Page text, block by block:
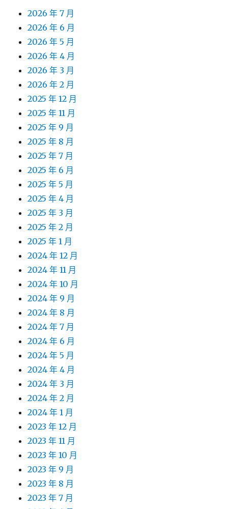
2026 年 7 月
2026 年 6 月
2026 年 5 月
2026 年 4 月
2026 年 3 月
2026 年 2 月
2025 年 12 月
2025 年 11 月
2025 年 9 月
2025 年 8 月
2025 年 7 月
2025 年 6 月
2025 年 5 月
2025 年 4 月
2025 年 3 月
2025 年 2 月
2025 年 1 月
2024 年 12 月
2024 年 11 月
2024 年 10 月
2024 年 9 月
2024 年 8 月
2024 年 7 月
2024 年 6 月
2024 年 5 月
2024 年 4 月
2024 年 3 月
2024 年 2 月
2024 年 1 月
2023 年 12 月
2023 年 11 月
2023 年 10 月
2023 年 9 月
2023 年 8 月
2023 年 7 月